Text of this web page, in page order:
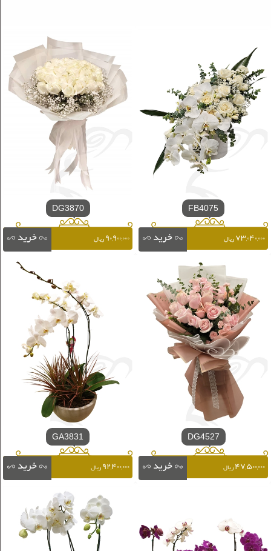
FB4075
۷۳,۰۴۰,۰۰۰ریال
DG3870
۹۰,۹۰۰,۰۰۰ریال
DG4527
۴۷,۵۰۰,۰۰۰ریال
GA3831
۹۲,۴۰۰,۰۰۰ریال